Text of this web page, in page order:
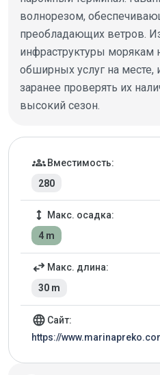
волнорезом,
преобладающих ветров.
инфраструктуры морякам
обширных услуг на месте,
заранее проверять их
высокий сезон.
Детали марины
groups Вместимость:
280
height
Макс. осадка:
4 m
swap_horiz Макс. длина:
30 m
language Сайт:
https://